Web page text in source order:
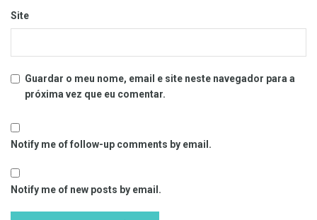
Site
Guardar o meu nome, email e site neste navegador para a
próxima vez que eu comentar.
Notify me of follow-up comments by email.
Notify me of new posts by email.